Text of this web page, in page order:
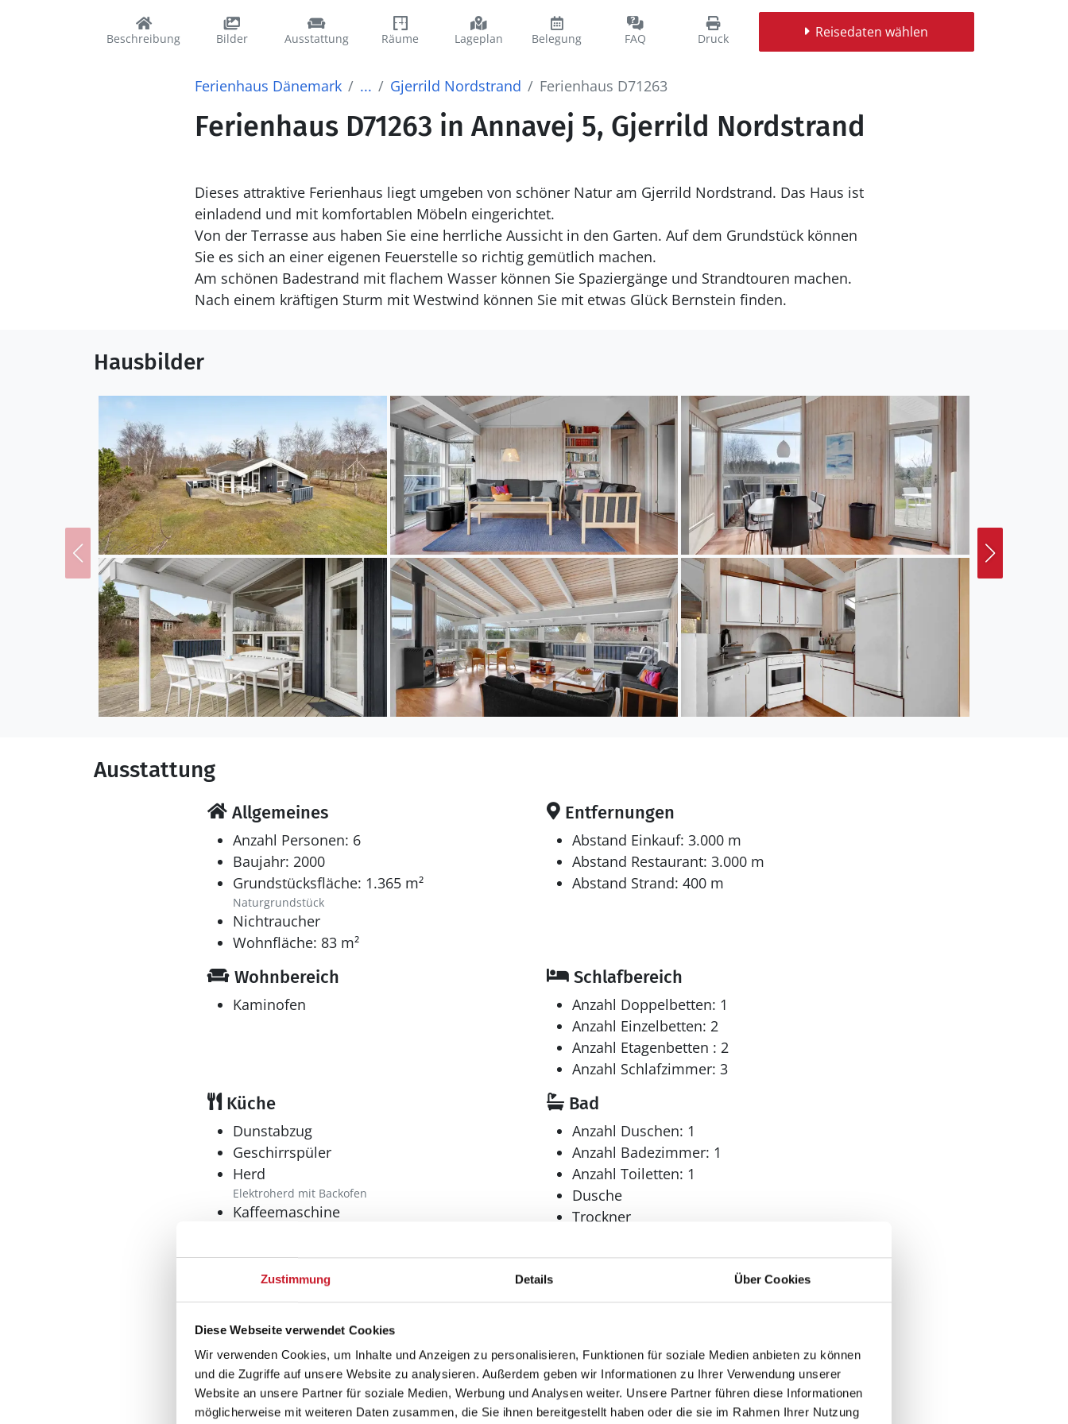
Zustimmung Details Über Cookies
Diese Webseite verwendet Cookies
Wir verwenden Cookies, um Inhalte und Anzeigen zu personalisieren, Funktionen für soziale Medien anbieten zu können
und die Zugriffe auf unsere Website zu analysieren. Außerdem geben wir Informationen zu Ihrer Verwendung unserer
Website an unsere Partner für soziale Medien, Werbung und Analysen weiter. Unsere Partner führen diese Informationen
möglicherweise mit weiteren Daten zusammen, die Sie ihnen bereitgestellt haben oder die sie im Rahmen Ihrer Nutzung
Beschreibung Bilder Ausstattung Räume Lageplan Belegung FAQ Druck Reisedaten wählen
Ferienhaus Dänemark ... Gjerrild Nordstrand Ferienhaus D71263
Ferienhaus D71263 in Annavej 5, Gjerrild Nordstrand
Dieses attraktive Ferienhaus liegt umgeben von schöner Natur am Gjerrild Nordstrand. Das Haus ist
einladend und mit komfortablen Möbeln eingerichtet.
Von der Terrasse aus haben Sie eine herrliche Aussicht in den Garten. Auf dem Grundstück können
Sie es sich an einer eigenen Feuerstelle so richtig gemütlich machen.
Am schönen Badestrand mit flachem Wasser können Sie Spaziergänge und Strandtouren machen.
Nach einem kräftigen Sturm mit Westwind können Sie mit etwas Glück Bernstein finden.
Hausbilder
Ausstattung
Allgemeines
Anzahl Personen: 6
Baujahr: 2000
Grundstücksfläche: 1.365 m²
Naturgrundstück
Nichtraucher
Wohnfläche: 83 m²
Entfernungen
Abstand Einkauf: 3.000 m
Abstand Restaurant: 3.000 m
Abstand Strand: 400 m
Wohnbereich
Kaminofen
Schlafbereich
Anzahl Doppelbetten: 1
Anzahl Einzelbetten: 2
Anzahl Etagenbetten : 2
Anzahl Schlafzimmer: 3
Küche
Dunstabzug
Geschirrspüler
Herd
Elektroherd mit Backofen
Kaffeemaschine
Mikrowelle
Tiefkühler: 60 l
Bad
Anzahl Duschen: 1
Anzahl Badezimmer: 1
Anzahl Toiletten: 1
Dusche
Trockner
Wellness
Sauna
Whirlpool
Deutsches Fernsehen
DVD-Player
Internet
WLAN